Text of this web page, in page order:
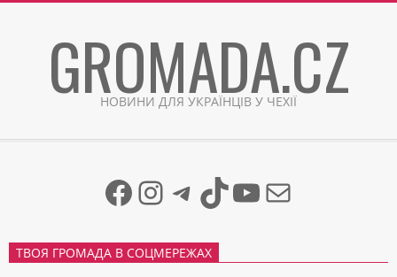
GROMADA.CZ
НОВИНИ ДЛЯ УКРАЇНЦІВ У ЧЕХІЇ
Facebook
Instagram
Telegram
TikTok
YouTube
Mail
ТВОЯ ГРОМАДА В СОЦМЕРЕЖАХ